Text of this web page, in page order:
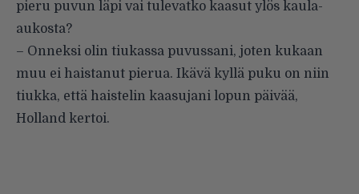
pieru puvun läpi vai tulevatko kaasut ylös kaula-
aukosta?
– Onneksi olin tiukassa puvussani, joten kukaan
muu ei haistanut pierua. Ikävä kyllä puku on niin
tiukka, että haistelin kaasujani lopun päivää,
Holland kertoi.